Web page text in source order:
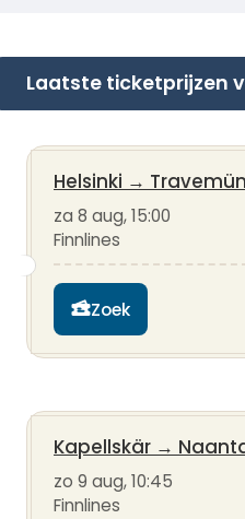
Laatste ticketprijzen
Helsinki →
za 8 aug, 15:00
Finnlines
Zoek
Kapellskär →
zo 9 aug, 10:45
Finnlines